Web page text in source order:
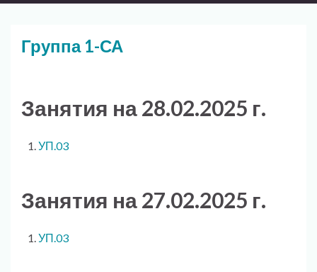
Группа 1-СА
Занятия на 28.02.2025 г.
УП.03
Занятия на 27.02.2025 г.
УП.03